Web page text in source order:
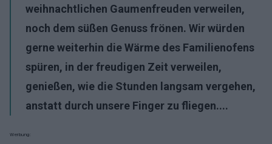
weihnachtlichen Gaumenfreuden verweilen,
noch dem süßen Genuss frönen. Wir würden
gerne weiterhin die Wärme des Familienofens
spüren, in der freudigen Zeit verweilen,
genießen, wie die Stunden langsam vergehen,
anstatt durch unsere Finger zu fliegen....
Werbung: